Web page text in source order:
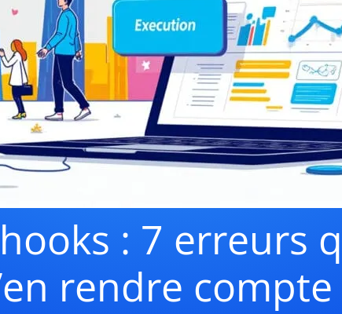
: 7 erreurs
rendre compte